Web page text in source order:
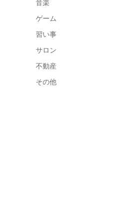
音楽
ゲーム
習い事
サロン
不動産
その他